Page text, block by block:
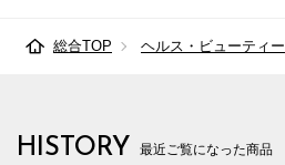
総合TOP ヘルス・ビューティー
HISTORY 最近ご覧になった商品